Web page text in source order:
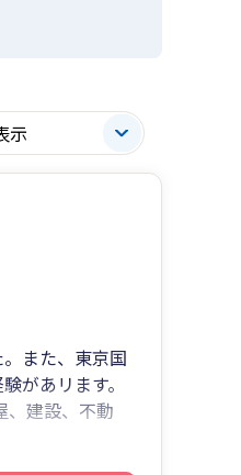
また、東京国
があリます。
、建設、不動
を持つ元国税